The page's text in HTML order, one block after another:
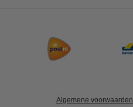
Algemene voorwaarden